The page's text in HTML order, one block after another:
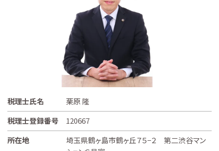
税理士氏名
栗原 隆
税理士登録番号
120667
所在地
埼玉県鶴ヶ島市鶴ヶ丘７５−２ 第二渋谷マン